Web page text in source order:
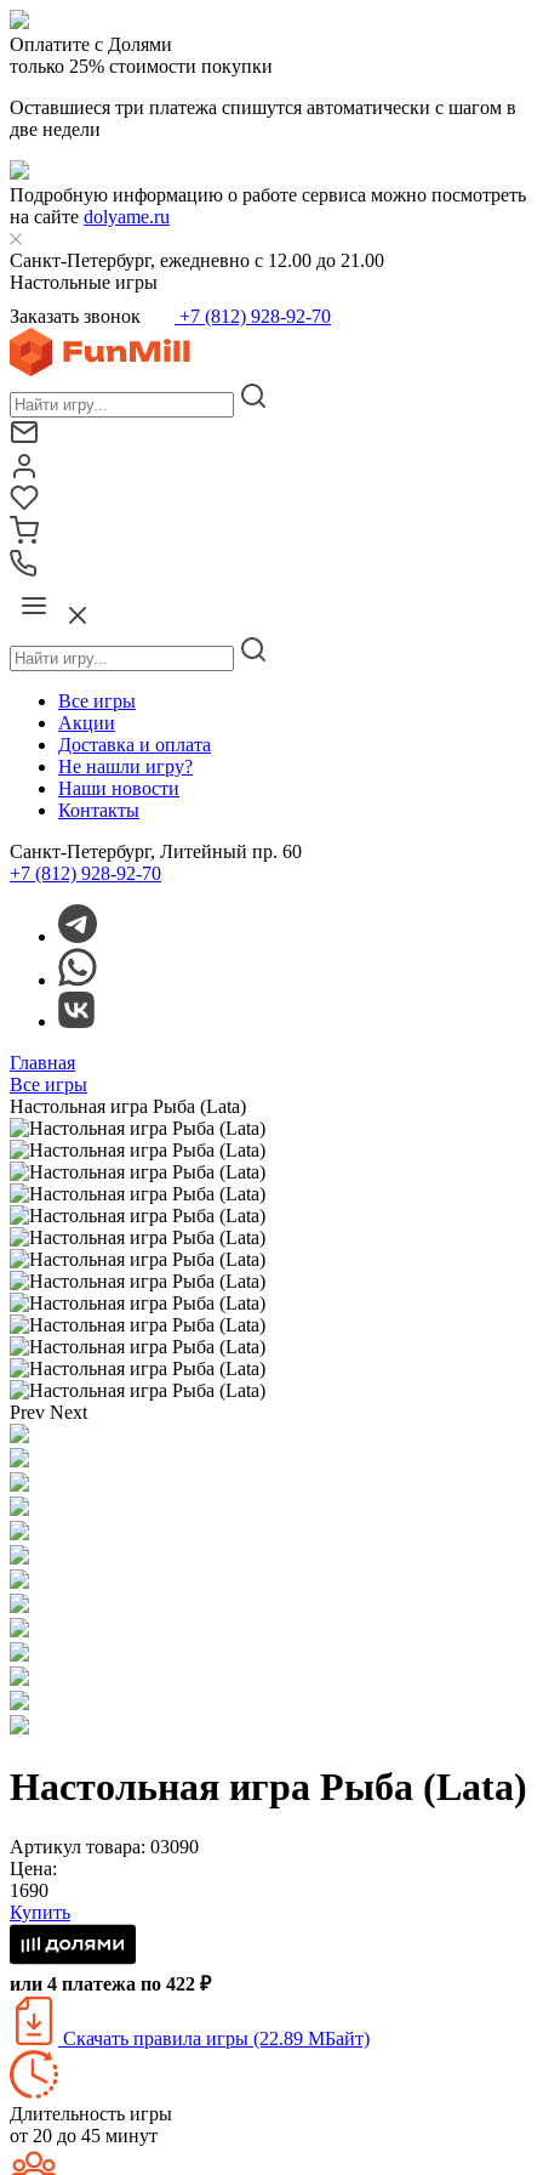
Оплатите с Долями
только 25% стоимости покупки
Оставшиеся три платежа спишутся автоматически с шагом в
две недели
Подробную информацию о работе сервиса можно посмотреть
на сайте dolyame.ru
Санкт-Петербург, ежедневно с 12.00 до 21.00
Настольные игры
Заказать звонок
+7 (812) 928-92-70
Все игры
Акции
Доставка и оплата
Не нашли игру?
Наши новости
Контакты
Санкт-Петербург, Литейный пр. 60
+7 (812) 928-92-70
Главная
Все игры
Настольная игра Рыба (Lata)
Prev Next
Настольная игра Рыба (Lata)
Артикул товара: 03090
Цена:
1690
Купить
или 4 платежа по 422 ₽
Скачать правила игры (22.89 МБайт)
Длительность игры
от 20 до 45 минут